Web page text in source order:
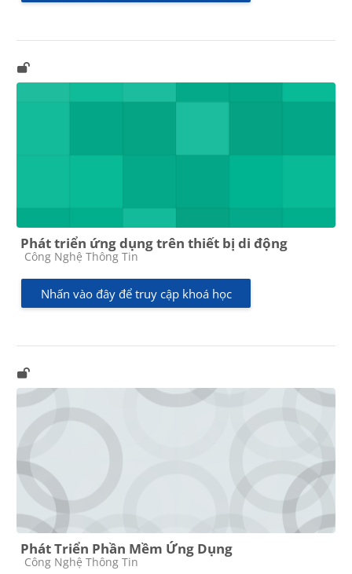
Phát triển ứng dụng trên thiết bị di động
Các loại khóa học
Công Nghệ Thông Tin
Nhấn vào đây để truy cập khoá học
Phát Triển Phần Mềm Ứng Dụng
Các loại khóa học
Công Nghệ Thông Tin